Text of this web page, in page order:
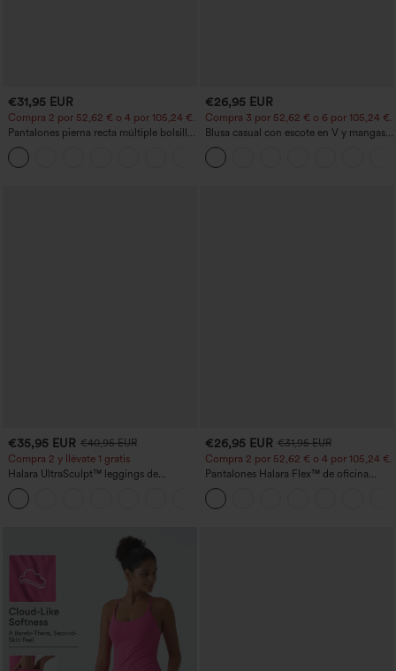
€31,95 EUR
Compra 2 por 52,62 € o 4 por 105,24 €.
Pantalones pierna recta múltiple bolsillo
botón tiro alto
€26,95 EUR
Compra 3 por 52,62 € o 6 por 105,24 €.
Blusa casual con escote en V y mangas
cortas abullonadas
€35,95 EUR €40,95 EUR
Compra 2 y llévate 1 gratis
Halara UltraSculpt™ leggings de
entrenamiento moldeadores de talle alto
con fruncido trasero que realza los
glúteos, control de abdomen y bolsillos
€26,95 EUR €31,95 EUR
Compra 2 por 52,62 € o 4 por 105,24 €.
Pantalones Halara Flex™ de oficina
anchos plisados de tiro alto con bolsillos
en tela tipo gofre